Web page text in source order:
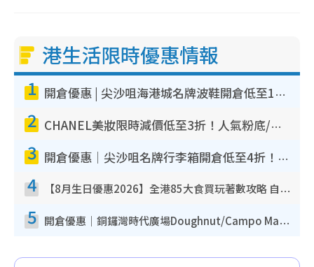
港生活限時優惠情報
1 開倉優惠 | 尖沙咀海港城名牌波鞋開倉低至1折！On鞋$899起／Joy&Peace鞋履$98起
2 CHANEL美妝限時減價低至3折！人氣粉底/唇膏/精華液低至$275！COCO香水都有平
3 開倉優惠｜尖沙咀名牌行李箱開倉低至4折！一連5日 American Tourister/ace./Hallmark $200起！
4 【8月生日優惠2026】全港85大食買玩著數攻略 自助餐/火鍋放題同行免費＋誠品/DONKI送現金券
5 開倉優惠｜銅鑼灣時代廣場Doughnut/Campo Marzio開倉低至1折！背囊、書包、手袋劈價$200起